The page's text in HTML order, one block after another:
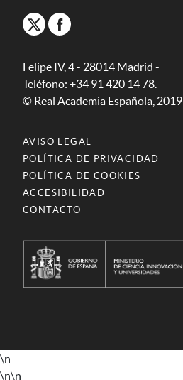
Felipe IV, 4 - 28014 Madrid -
Teléfono: +34 91 420 14 78.
© Real Academia Española, 2019
AVISO LEGAL
POLÍTICA DE PRIVACIDAD
POLÍTICA DE COOKIES
ACCESIBILIDAD
CONTACTO
\n
\n\n